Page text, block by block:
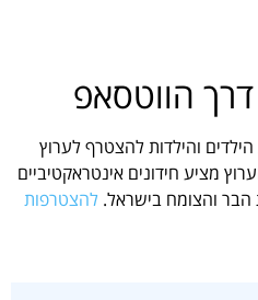
הווטסאפ
והילדות להצטרף לערוץ
מציע חידונים אינטראקטיביים
הבר והצומח בישראל. להצטרפות